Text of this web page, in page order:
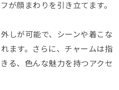
が顔まわりを引き立てます。
しが可能で、シーンや着こな
ます。さらに、チャームは指
る、色んな魅力を持つアクセ